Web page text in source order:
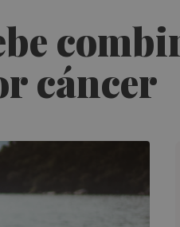
cáncer